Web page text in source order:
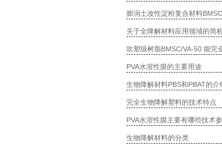
膨润土改性淀粉复合材料
关于全降解材料应用领域的简
吹塑级树脂BMSC/VA-50 能完
PVA水溶性膜的主要用途
生物降解材料PBS和PBAT的介
完全生物降解塑料的技术特点
PVA水溶性膜主要有哪些技术
生物降解材料的分类